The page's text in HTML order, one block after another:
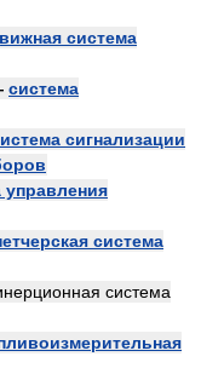
система
система
сигнализации
управления
система
система